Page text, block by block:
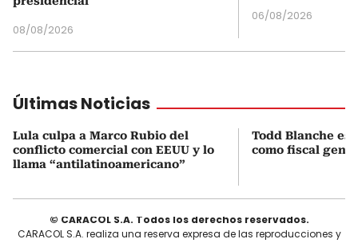
08/08/2026
06/08/2026
Últimas Noticias
Lula culpa a Marco Rubio del
conflicto comercial con EEUU y lo
llama “antilatinoamericano”
Todd Blanche es
como fiscal
© CARACOL S.A. Todos los derechos reservados.
CARACOL S.A. realiza una reserva expresa de las reproducciones y